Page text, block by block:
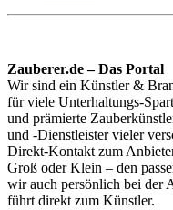
Zauberer.de – Das Portal
Wir sind ein Künstler &
für viele Unterhaltungs-
und prämierte
und -Dienstleister vieler
Direkt-Kontakt zum
Groß oder Klein – den
wir auch persönlich bei der
führt direkt zum Künstler.